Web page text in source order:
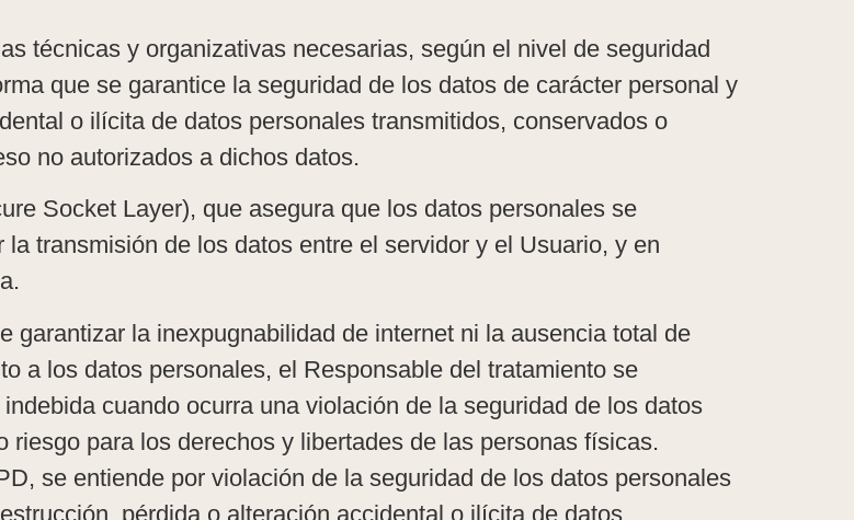
técnicas y organizativas necesarias, según el nivel de seguridad
que se garantice la seguridad de los datos de carácter personal y
o ilícita de datos personales transmitidos, conservados o
no autorizados a dichos datos.
Socket Layer), que asegura que los datos personales se
transmisión de los datos entre el servidor y el Usuario, y en
garantizar la inexpugnabilidad de internet ni la ausencia total de
a los datos personales, el Responsable del tratamiento se
cuando ocurra una violación de la seguridad de los datos
para los derechos y libertades de las personas físicas.
se entiende por violación de la seguridad de los datos personales
pérdida o alteración accidental o ilícita de datos